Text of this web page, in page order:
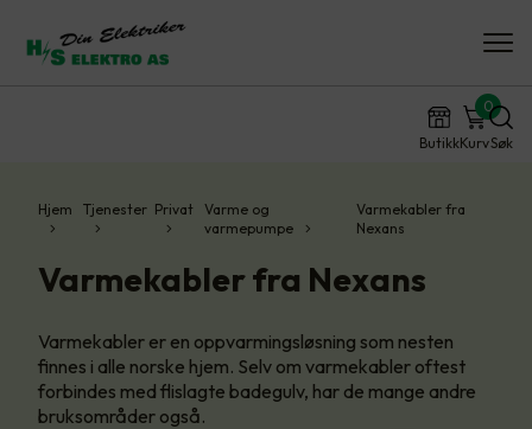
ButikkKurv
0
Søk
Hjem Tjenester Privat
Varme og
varmepumpe
Varmekabler fra
Nexans
Varmekabler fra Nexans
Varmekabler er en oppvarmingsløsning som nesten
finnes i alle norske hjem. Selv om varmekabler oftest
forbindes med flislagte badegulv, har de mange andre
bruksområder også.